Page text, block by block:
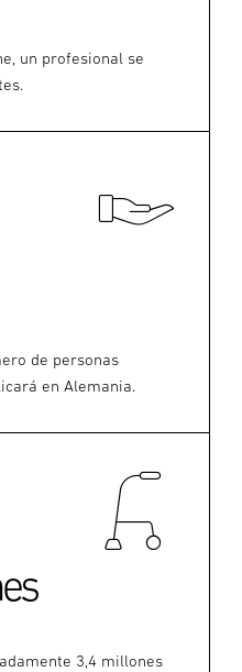
un profesional se
de personas
en Alemania.
3,4 millones